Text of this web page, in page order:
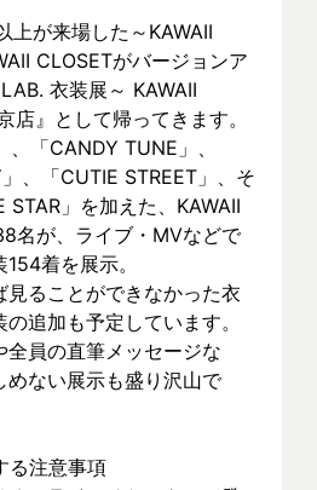
上が来場した～KAWAII
CLOSETがバージョンア
衣装展～ KAWAII
店』として帰ってきます。
、「CANDY TUNE」、
」、「CUTIE STREET」、そ
STAR」を加えた、KAWAII
名が、ライブ・MVなどで
着を展示。
ることができなかった衣
追加も予定しています。
員の直筆メッセージな
めない展示も盛り沢山で
る注意事項